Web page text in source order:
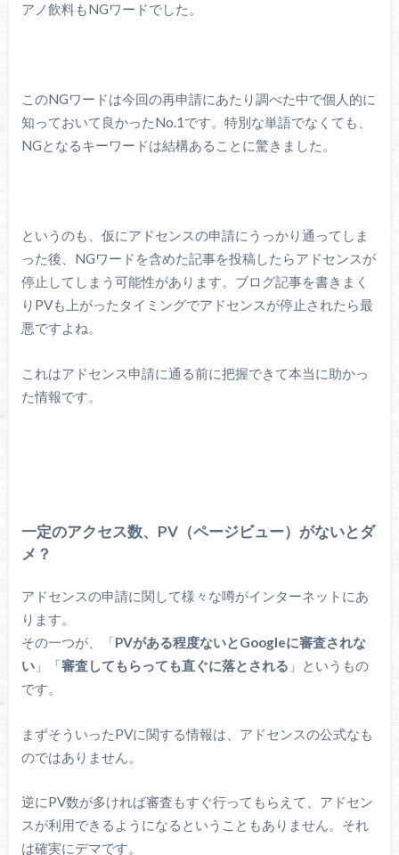
アノ飲料もNGワードでした。
このNGワードは今回の再申請にあたり調べた中で個人的に
知っておいて良かったNo.1です。特別な単語でなくても、
NGとなるキーワードは結構あることに驚きました。
というのも、仮にアドセンスの申請にうっかり通ってしま
った後、NGワードを含めた記事を投稿したらアドセンスが
停止してしまう可能性があります。ブログ記事を書きまく
りPVも上がったタイミングでアドセンスが停止されたら最
悪ですよね。
これはアドセンス申請に通る前に把握できて本当に助かっ
た情報です。
一定のアクセス数、PV（ページビュー）がないとダ
メ？
アドセンスの申請に関して様々な噂がインターネットにあ
ります。
その一つが、「PVがある程度ないとGoogleに審査されな
い」「審査してもらっても直ぐに落とされる 」というもの
です。
まずそういったPVに関する情報は、アドセンスの公式なも
のではありません。
逆にPV数が多ければ審査もすぐ行ってもらえて、アドセン
スが利用できるようになるということもありません。それ
は確実にデマです。